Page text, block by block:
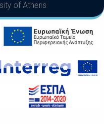
of Athens